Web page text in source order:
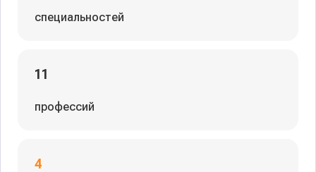
специальностей
11
профессий
4